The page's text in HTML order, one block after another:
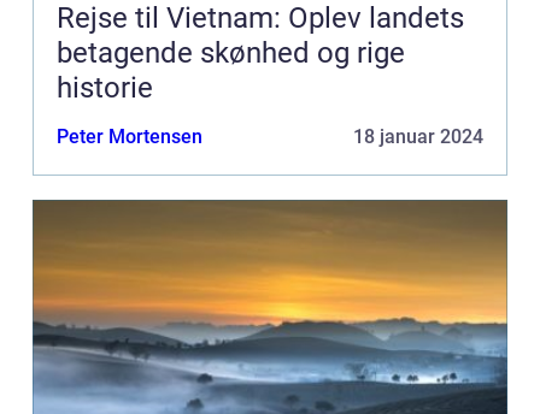
Rejse til Vietnam: Oplev landets
betagende skønhed og rige
historie
Peter Mortensen 18 januar 2024